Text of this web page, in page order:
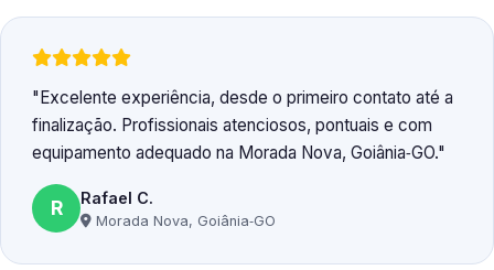
Excelente experiência, desde o primeiro contato até a
finalização. Profissionais atenciosos, pontuais e com
equipamento adequado na Morada Nova, Goiânia‑GO.
R Rafael C.
Morada Nova, Goiânia‑GO